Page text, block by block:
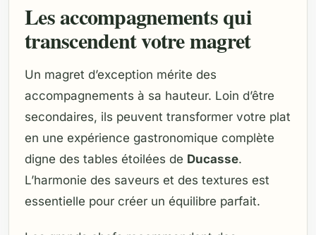
Les accompagnements qui
transcendent votre magret
Un magret d’exception mérite des
accompagnements à sa hauteur. Loin d’être
secondaires, ils peuvent transformer votre plat
en une expérience gastronomique complète
digne des tables étoilées de Ducasse.
L’harmonie des saveurs et des textures est
essentielle pour créer un équilibre parfait.